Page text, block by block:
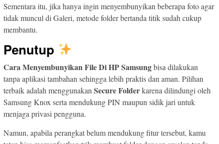
Sementara itu, jika hanya ingin menyembunyikan beberapa foto agar
tidak muncul di Galeri, metode folder bertanda titik sudah cukup
membantu.
Penutup
Cara Menyembunyikan File Di HP Samsungbisa dilakukan
tanpa aplikasi tambahan sehingga lebih praktis dan aman. Pilihan
terbaik adalah menggunakan Secure Folderkarena dilindungi oleh
Samsung Knox serta mendukung PIN maupun sidik jari untuk
menjaga privasi pengguna.
Namun, apabila perangkat belum mendukung fitur tersebut, kamu